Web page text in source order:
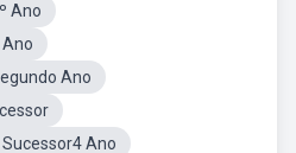
Ano
Ano
Ano